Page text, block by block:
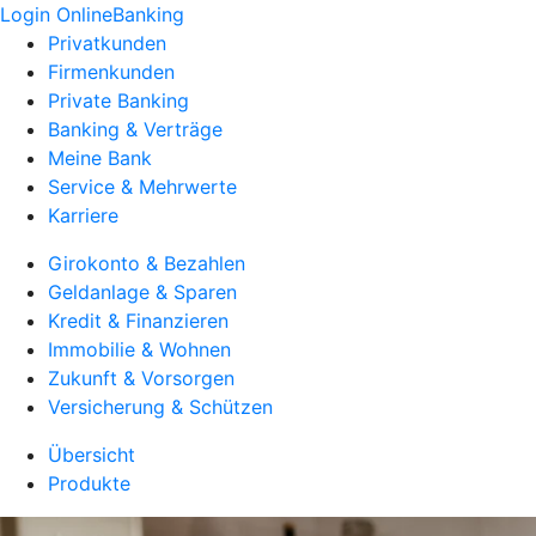
Login OnlineBanking
Privatkunden
Firmenkunden
Private Banking
Banking & Verträge
Meine Bank
Service & Mehrwerte
Karriere
Girokonto & Bezahlen
Geldanlage & Sparen
Kredit & Finanzieren
Immobilie & Wohnen
Zukunft & Vorsorgen
Versicherung & Schützen
Übersicht
Produkte